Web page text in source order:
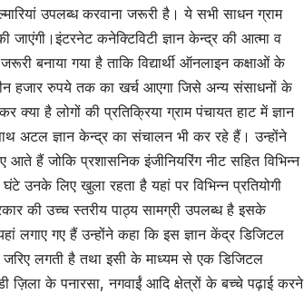
उपलब्ध करवाना जरूरी है। ये सभी साधन ग्राम
जाएंगी।इंटरनेट कनेक्टिविटी ज्ञान केन्द्र की आत्मा व
बनाया गया है ताकि विद्यार्थी ऑनलाइन कक्षाओं के
हजार रुपये तक का खर्च आएगा जिसे अन्य संसाधनों के
है लोगों की प्रतिक्रिया ग्राम पंचायत हाट में ज्ञान
अटल ज्ञान केन्द्र का संचालन भी कर रहे हैं। उन्होंने
हैं जोकि प्रशासनिक इंजीनियरिंग नीट सहित विभिन्न
उनके लिए खुला रहता है यहां पर विभिन्न प्रतियोगी
की उच्च स्तरीय पाठ्य सामग्री उपलब्ध है इसके
लगाए गए हैं उन्होंने कहा कि इस ज्ञान केंद्र डिजिटल
लगती है तथा इसी के माध्यम से एक डिजिटल
ज़िला के पनारसा, नगवाईं आदि क्षेत्रों के बच्चे पढ़ाई करने